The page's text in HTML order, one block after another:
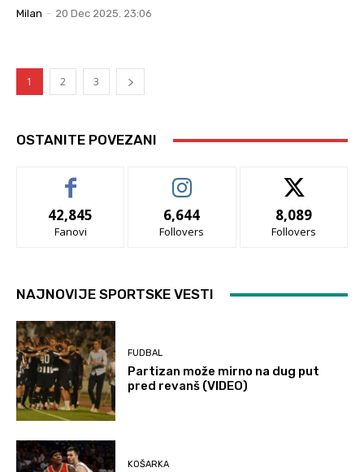
Milan - 20 Dec 2025. 23:06
1 2 3
OSTANITE POVEZANI
42,845
Fanovi
6,644
Follovers
8,089
Follovers
NAJNOVIJE SPORTSKE VESTI
FUDBAL
Partizan može mirno na dug put
pred revanš (VIDEO)
KOŠARKA